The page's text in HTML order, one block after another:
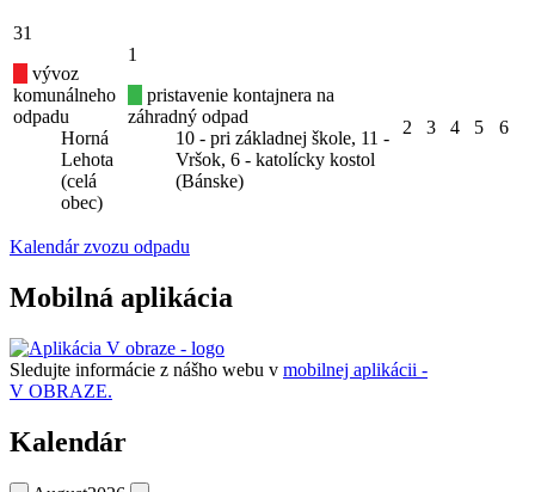
31
vývoz
komunálneho
odpadu
Horná
Lehota
(celá
obec)
1
pristavenie kontajnera na
záhradný odpad
10 - pri základnej škole, 11 -
Vršok, 6 - katolícky kostol
(Bánske)
2 3 4 5 6
Kalendár zvozu odpadu
Mobilná aplikácia
Sledujte informácie z nášho webu v mobilnej aplikácii -
V OBRAZE.
Kalendár